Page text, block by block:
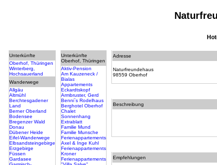
Unterkünfte
Oberhof, Thüringen
Winterberg,
Hochsauerland
Wanderwege
Allgäu
Altmühl
Berchtesgadener
Land
Berner Oberland
Bodensee
Bregenzer Wald
Donau
Dübener Heide
Eifel-Wanderwege
Elbsandsteingebirge
Erzgebirge
Füssen
Gardasee
Unterkünfte
Oberhof, Thüringen
Aktiv-Pension
Am Kauzeneck /
Bialas
Appartements
Eckardtskopf
Armbruster, Gerd
Benni`s Rodelhaus
Berghotel Oberhof
Chalet
Sonnenhang
Extrablatt
Familie Mund
Familie Munsche
Ferienappartements
Axel & Inge Kuhl
Ferienappartements
Kroner
Ferienappartements
Adresse
Naturfreundehaus
98559 Oberhof
Beschreibung
Empfehlungen